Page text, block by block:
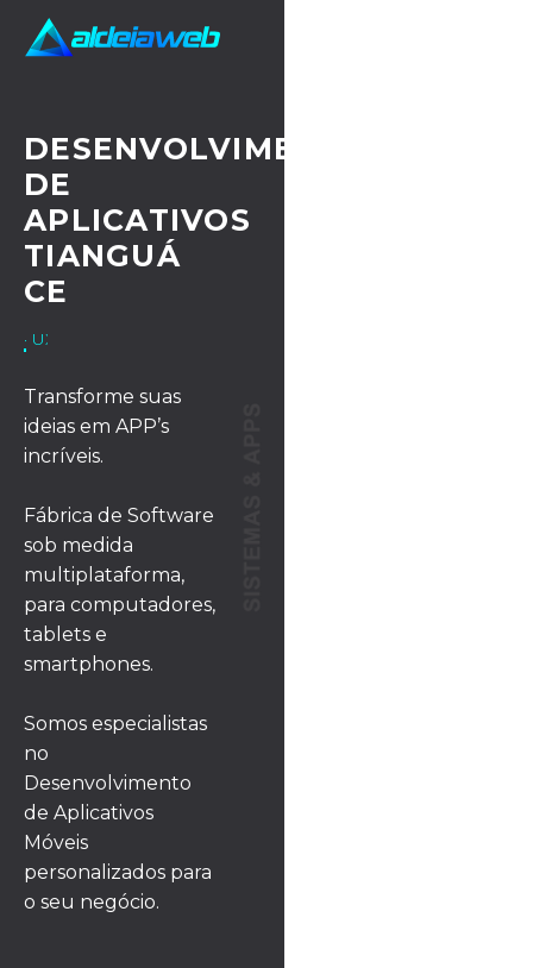
DESENVOLVIMENTO
DE
APLICATIVOS
TIANGUÁ
CE
· UX/UI DESIGN
Transforme suas
ideias em APP’s
incríveis.
Fábrica de Software
sob medida
multiplataforma,
para computadores,
tablets e
smartphones.
Somos especialistas
no
Desenvolvimento
de Aplicativos
Móveis
personalizados para
o seu negócio.